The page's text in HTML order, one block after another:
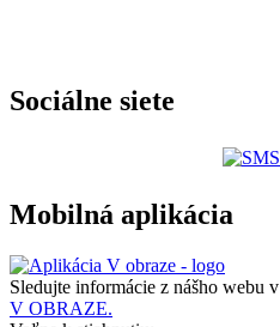
Sociálne siete
Mobilná aplikácia
Sledujte informácie z nášho webu v
V OBRAZE.